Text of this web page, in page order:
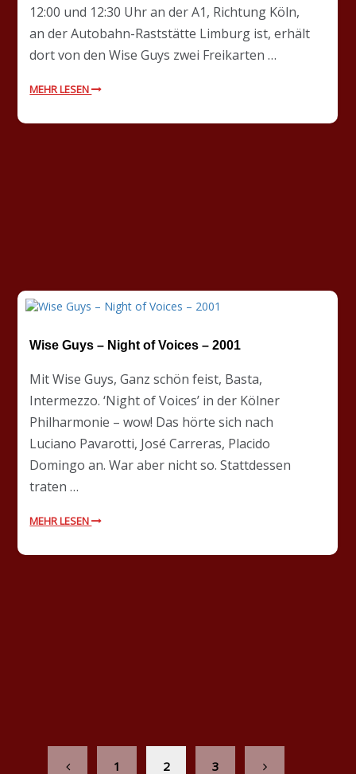
12:00 und 12:30 Uhr an der A1, Richtung Köln,
an der Autobahn-Raststätte Limburg ist, erhält
dort von den Wise Guys zwei Freikarten …
MEHR LESEN
Wise Guys – Night of Voices – 2001
Mit Wise Guys, Ganz schön feist, Basta,
Intermezzo. ‘Night of Voices’ in der Kölner
Philharmonie – wow! Das hörte sich nach
Luciano Pavarotti, José Carreras, Placido
Domingo an. War aber nicht so. Stattdessen
traten …
MEHR LESEN
1 2 3